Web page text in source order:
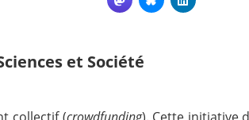
et Société